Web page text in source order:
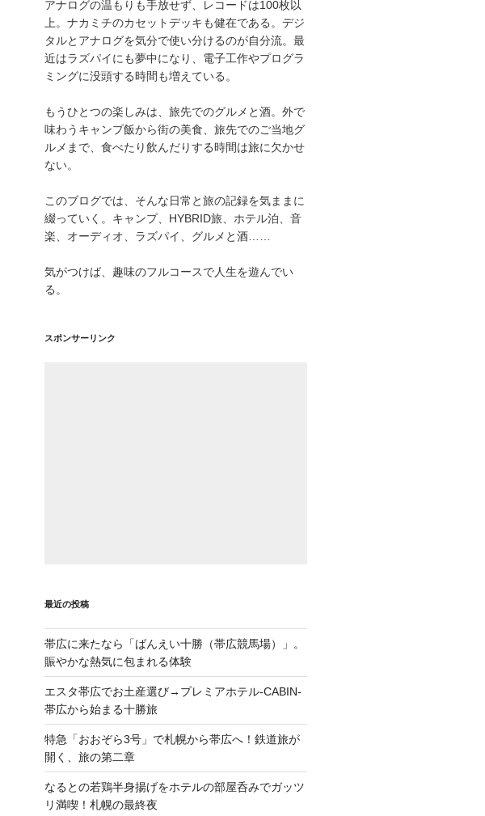
アナログの温もりも手放せず、レコードは100枚以
上。ナカミチのカセットデッキも健在である。デジ
タルとアナログを気分で使い分けるのが自分流。最
近はラズパイにも夢中になり、電子工作やプログラ
ミングに没頭する時間も増えている。
もうひとつの楽しみは、旅先でのグルメと酒。外で
味わうキャンプ飯から街の美食、旅先でのご当地グ
ルメまで、食べたり飲んだりする時間は旅に欠かせ
ない。
このブログでは、そんな日常と旅の記録を気ままに
綴っていく。キャンプ、HYBRID旅、ホテル泊、音
楽、オーディオ、ラズパイ、グルメと酒……
気がつけば、趣味のフルコースで人生を遊んでい
る。
スポンサーリンク
最近の投稿
帯広に来たなら「ばんえい十勝（帯広競馬場）」。
賑やかな熱気に包まれる体験
エスタ帯広でお土産選び→プレミアホテル-CABIN-
帯広から始まる十勝旅
特急「おおぞら3号」で札幌から帯広へ！鉄道旅が
開く、旅の第二章
なるとの若鶏半身揚げをホテルの部屋呑みでガッツ
リ満喫！札幌の最終夜